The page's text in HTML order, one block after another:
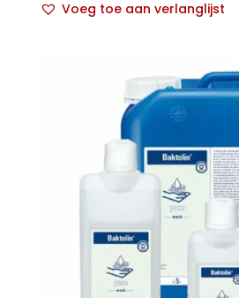
Voeg toe aan verlanglijst